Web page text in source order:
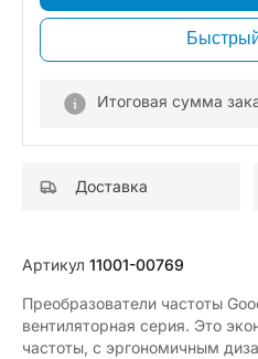
Итоговая сумма
Доставка
Артикул 11001-00769
Преобразователи частоты
вентиляторная серия. Это
частоты, с эргономичным